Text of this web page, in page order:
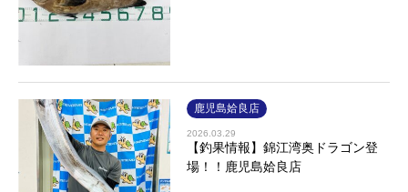
鹿児島姶良店
2026.03.29
【釣果情報】錦江湾奥ドラゴン登
場！！鹿児島姶良店